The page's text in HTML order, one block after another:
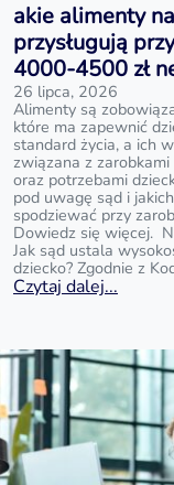
akie alimenty
przysługują
4000-4500 zł
26 lipca, 2026
Alimenty są
które ma zapewnić
standard życia, a ich
związana z
oraz potrzebami
pod uwagę sąd i
spodziewać przy
Dowiedz się więcej.
Jak sąd ustala
dziecko? Zgodnie z
Czytaj dalej...